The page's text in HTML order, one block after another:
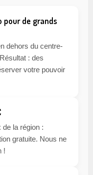
pour de grands
dehors du centre-
: des
votre pouvoir
de la région :
gratuite. Nous ne
!